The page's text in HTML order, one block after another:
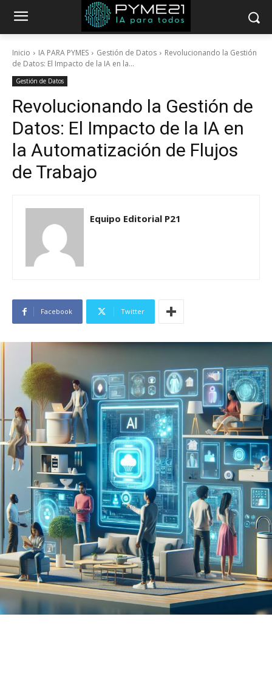
Inicio IA PARA PYMES Gestión de Datos
Revolucionando la Gestión
de Datos: El Impacto de la IA en la...
Gestión de Datos
Revolucionando la Gestión de
Datos: El Impacto de la IA en
la Automatización de Flujos
de Trabajo
Equipo Editorial P21
Facebook Twitter